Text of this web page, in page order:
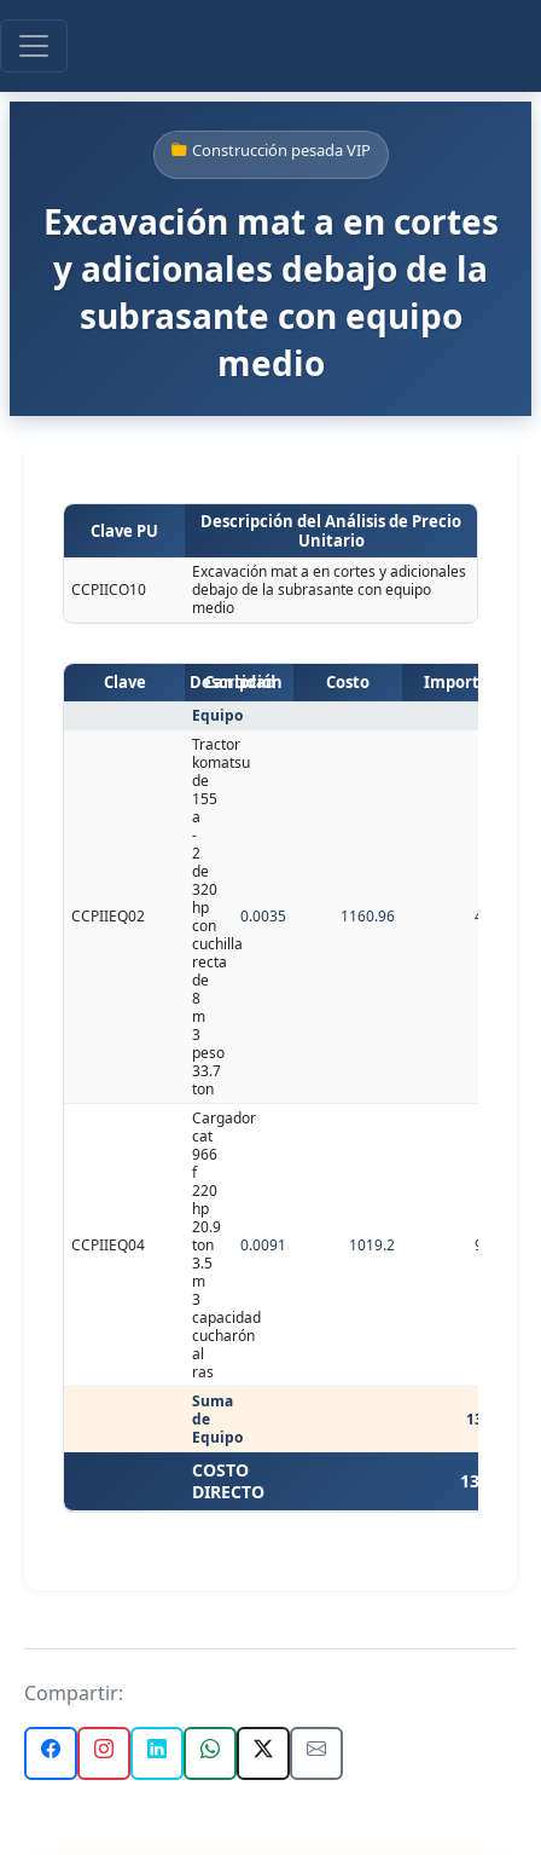
Construcción pesada VIP
Excavación mat a en cortes
y adicionales debajo de la
subrasante con equipo
medio
Clave PU
Descripción del Análisis de Precio
Unitario
CCPIICO10
Excavación mat a en cortes y adicionales
debajo de la subrasante con equipo
medio
Clave Descripción
Cantidad Costo Importe
Equipo
CCPIIEQ02
Tractor
komatsu
de
155
a
-
2
de
320
hp
con
cuchilla
recta
de
8
m
3
peso
33.7
ton
0.0035 1160.96 4.06
CCPIIEQ04
Cargador
cat
966
f
220
hp
20.9
ton
3.5
m
3
capacidad
cucharón
al
ras
0.0091 1019.2 9.27
Suma
de
Equipo
13.33
COSTO
DIRECTO
13.33
Compartir: